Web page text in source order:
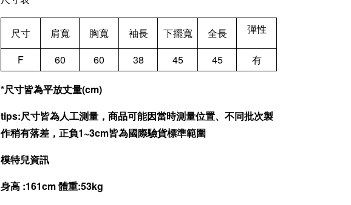
尺寸 肩寬 胸寬 袖長 下擺寬 全長 彈性
F 60 60 38 45 45 有
*尺寸皆為平放丈量(cm)
tips:尺寸皆為人工測量，商品可能因當時測量位置、不同批次製
作稍有落差，正負1~3cm皆為國際驗貨標準範圍
模特兒資訊
身高 :161cm 體重:53kg